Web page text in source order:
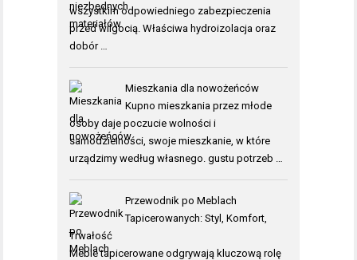
wszystkim odpowiedniego zabezpieczenia
przed wilgocią. Właściwa hydroizolacja oraz
dobór …
Mieszkania dla nowożeńców
Kupno mieszkania przez młode
osoby daje poczucie wolności i
samodzielności, swoje mieszkanie, w które
urządzimy według własnego. gustu potrzeb …
Przewodnik po Meblach
Tapicerowanych: Styl, Komfort,
Trwałość
Meble tapicerowane odgrywają kluczową rolę